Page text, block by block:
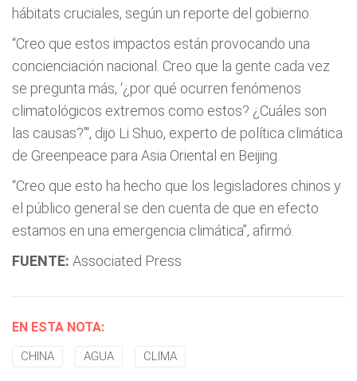
hábitats cruciales, según un reporte del gobierno.
“Creo que estos impactos están provocando una
concienciación nacional. Creo que la gente cada vez
se pregunta más, ‘¿por qué ocurren fenómenos
climatológicos extremos como estos? ¿Cuáles son
las causas?’", dijo Li Shuo, experto de política climática
de Greenpeace para Asia Oriental en Beijing.
“Creo que esto ha hecho que los legisladores chinos y
el público general se den cuenta de que en efecto
estamos en una emergencia climática”, afirmó.
FUENTE: Associated Press
EN ESTA NOTA:
CHINA AGUA CLIMA